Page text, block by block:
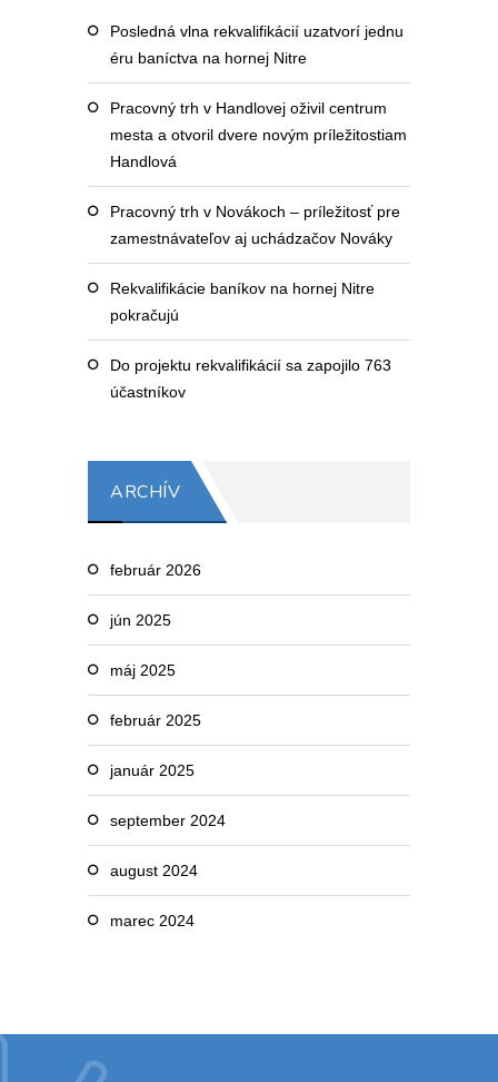
Posledná vlna rekvalifikácií uzatvorí jednu
éru baníctva na hornej Nitre
Pracovný trh v Handlovej oživil centrum
mesta a otvoril dvere novým príležitostiam
Handlová
Pracovný trh v Novákoch – príležitosť pre
zamestnávateľov aj uchádzačov Nováky
Rekvalifikácie baníkov na hornej Nitre
pokračujú
Do projektu rekvalifikácií sa zapojilo 763
účastníkov
ARCHÍV
február 2026
jún 2025
máj 2025
február 2025
január 2025
september 2024
august 2024
marec 2024